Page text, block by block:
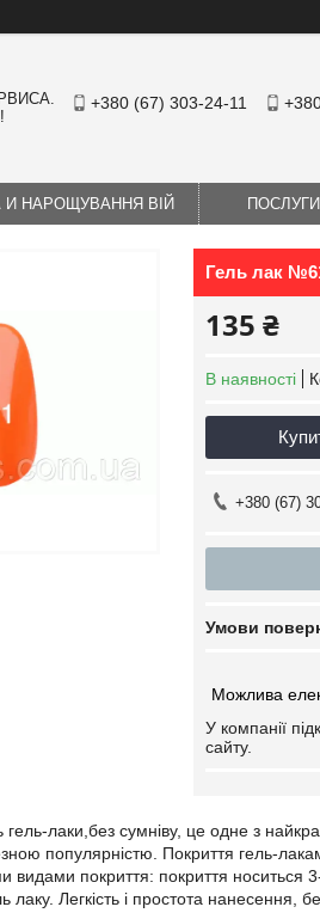
+380 (67) 303-24-11
НАРОЩУВАННЯ ВІЙ ПОСЛУГИ
Гель лак
135 ₴
В наявності
+380 (67)
У компанії
сайту.
лаки,без сумніву, це одне з
популярністю. Покриття гель-
видами покриття: покриття носиться
лаку. Легкість і простота нанесення,